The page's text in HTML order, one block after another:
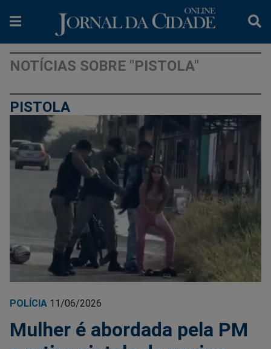
NOTÍCIAS SOBRE "PISTOLA"
PISTOLA
POLÍCIA 11/06/2026
Mulher é abordada pela PM